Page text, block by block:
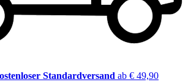
Standardversand ab € 49,90